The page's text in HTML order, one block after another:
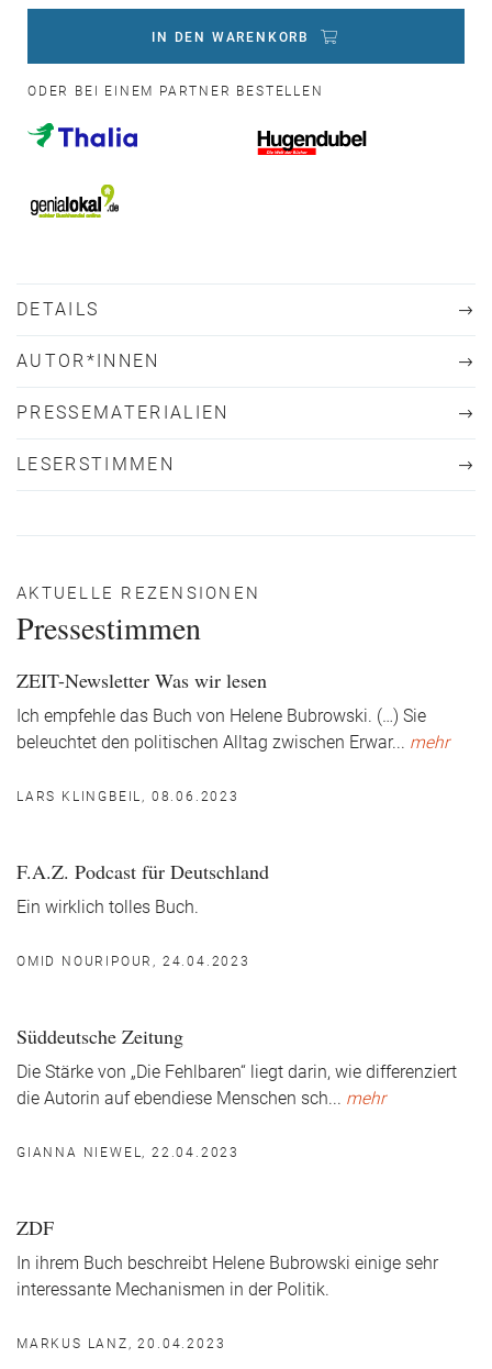
IN DEN WARENKORB
ODER BEI EINEM PARTNER BESTELLEN
DETAILS
AUTOR*INNEN
PRESSEMATERIALIEN
LESERSTIMMEN
AKTUELLE REZENSIONEN
Pressestimmen
ZEIT-Newsletter Was wir lesen
Ich empfehle das Buch von Helene Bubrowski. (…) Sie
beleuchtet den politischen Alltag zwischen Erwar... mehr
LARS KLINGBEIL, 08.06.2023
F.A.Z. Podcast für Deutschland
Ein wirklich tolles Buch.
OMID NOURIPOUR, 24.04.2023
Süddeutsche Zeitung
Die Stärke von „Die Fehlbaren“ liegt darin, wie differenziert
die Autorin auf ebendiese Menschen sch... mehr
GIANNA NIEWEL, 22.04.2023
ZDF
In ihrem Buch beschreibt Helene Bubrowski einige sehr
interessante Mechanismen in der Politik.
MARKUS LANZ, 20.04.2023